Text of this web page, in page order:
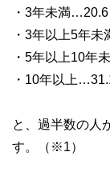
・3年未満…20.6
・3年以上5年
・5年以上10年
・10年以上
と、過半数の人
す。（※1）